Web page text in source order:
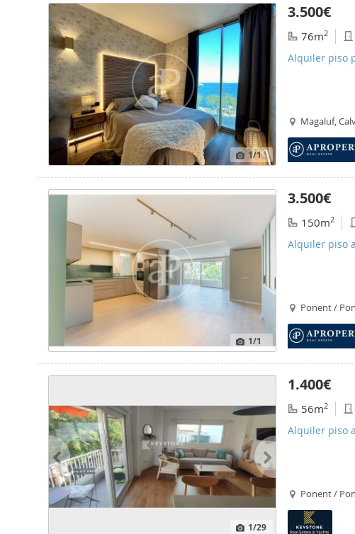
1/1
3.500€
76m2
Alquiler piso
Magaluf,
1/1
3.500€
150m2
Alquiler piso
Ponent /
1/29
1.400€
56m2
Alquiler piso
Ponent /